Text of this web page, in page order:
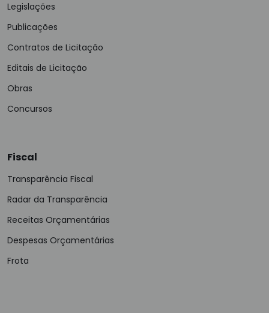
Legislações
Publicações
Contratos de Licitação
Editais de Licitação
Obras
Concursos
Fiscal
Transparência Fiscal
Radar da Transparência
Receitas Orçamentárias
Despesas Orçamentárias
Frota